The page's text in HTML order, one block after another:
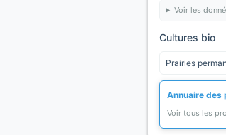
Voir les
Cultures bio
Prairies
Annuaire des
Voir tous les